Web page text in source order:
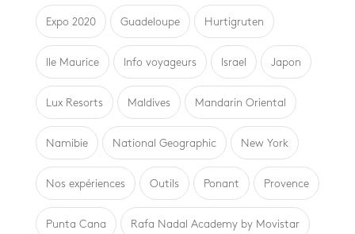
Expo 2020 Guadeloupe Hurtigruten
Ile Maurice Info voyageurs Israel Japon
Lux Resorts Maldives Mandarin Oriental
Namibie National Geographic New York
Nos expériences Outils Ponant Provence
Punta Cana Rafa Nadal Academy by Movistar